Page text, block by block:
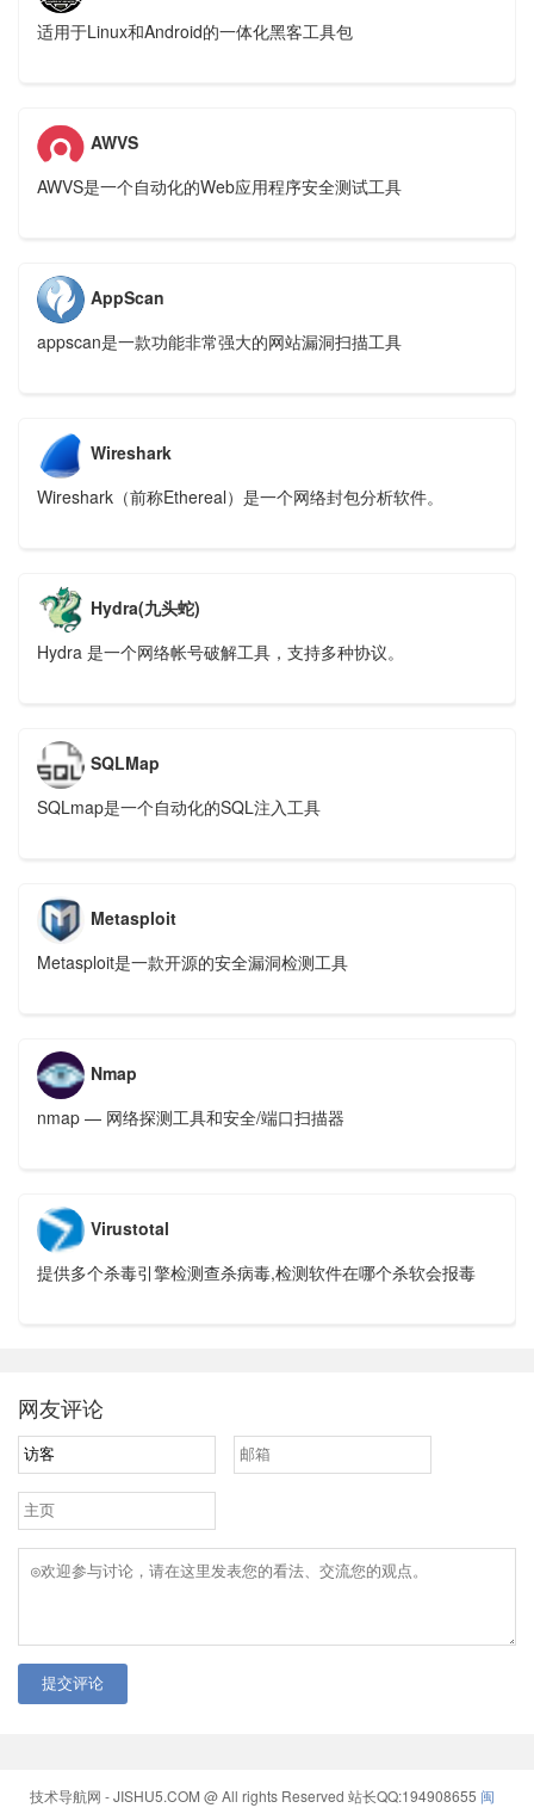
适用于Linux和Android的一体化黑客工具包
AWVS
AWVS是一个自动化的Web应用程序安全测试工具
AppScan
appscan是一款功能非常强大的网站漏洞扫描工具
Wireshark
Wireshark（前称Ethereal）是一个网络封包分析软件。
Hydra(九头蛇)
Hydra 是一个网络帐号破解工具，支持多种协议。
SQLMap
​SQLmap是一个自动化的SQL注入工具
Metasploit
Metasploit是一款开源的安全漏洞检测工具
Nmap
nmap — 网络探测工具和安全/端口扫描器
Virustotal
提供多个杀毒引擎检测查杀病毒,检测软件在哪个杀软会报毒
网友评论
提交评论
技术导航网 - JISHU5.COM @ All rights Reserved 站长QQ:194908655 闽